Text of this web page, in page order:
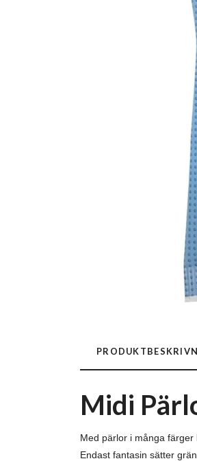
Midi
Med pärlor i många färger
Endast fantasin sätter